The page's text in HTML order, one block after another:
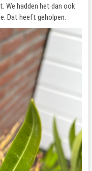
We hadden het dan ook
Dat heeft geholpen.